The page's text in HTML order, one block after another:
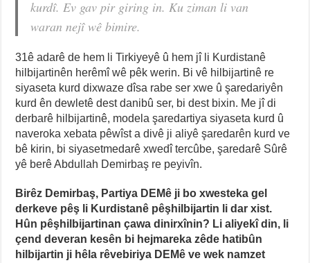
kurdî. Ev gav pir giring in. Ku ziman li van
waran nejî wê bimire.
31ê adarê de hem li Tirkiyeyê û hem jî li Kurdistanê
hilbijartinên herêmî wê pêk werin. Bi vê hilbijartinê re
siyaseta kurd dixwaze dîsa rabe ser xwe û şaredariyên
kurd ên dewletê dest danibû ser, bi dest bixin. Me jî di
derbarê hilbijartinê, modela şaredartiya siyaseta kurd û
naveroka xebata pêwîst a divê ji aliyê şaredarên kurd ve
bê kirin, bi siyasetmedarê xwedî tercûbe, şaredarê Sûrê
yê berê Abdullah Demirbaş re peyivîn.
Birêz Demirbaş, Partiya DEMê ji bo xwesteka gel
derkeve pêş li Kurdistanê pêşhilbijartin li dar xist.
Hûn pêşhilbijartinan çawa dinirxînin? Li aliyekî din, li
çend deveran kesên bi hejmareka zêde hatibûn
hilbijartin ji hêla rêvebiriya DEMê ve wek namzet